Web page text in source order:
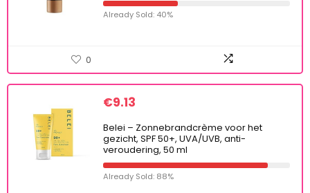
Already Sold: 40%
0
€9.13
Belei – Zonnebrandcrème voor het
gezicht, SPF 50+, UVA/UVB, anti-
veroudering, 50 ml
Already Sold: 88%